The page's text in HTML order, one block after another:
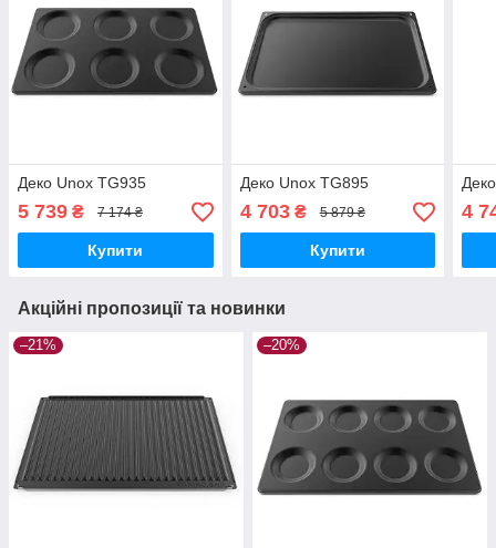
Деко Unox TG935
5 739 ₴ 7 174 ₴
Купити
Деко Unox TG895
4 703₴ 5 879 ₴
Купити
4
Акційні пропозиції та новинки
–21% –20%